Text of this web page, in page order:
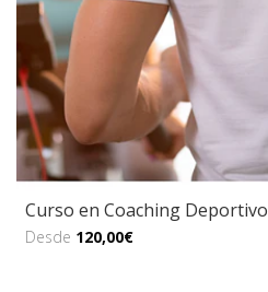
Curso en Coaching Deportivo
Desde 120,00€